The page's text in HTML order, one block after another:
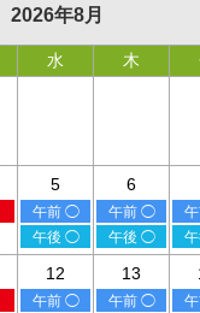
2026年8月
水 木
5
午前 ◯
午後 ◯
6
午前 ◯
午後 ◯
12
午前 ◯
13
午前 ◯